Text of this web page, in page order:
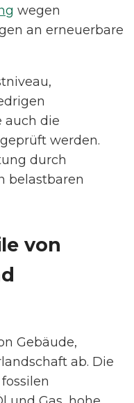
wegen
an erneuerbare
auch die
werden.
durch
belastbaren
von
Gebäude,
ab. Die